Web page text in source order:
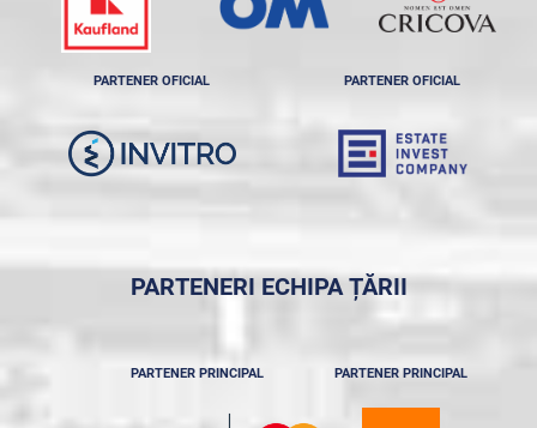
PARTENER OFICIAL PARTENER OFICIAL
PARTENERI ECHIPA ȚĂRII
PARTENER PRINCIPAL PARTENER PRINCIPAL